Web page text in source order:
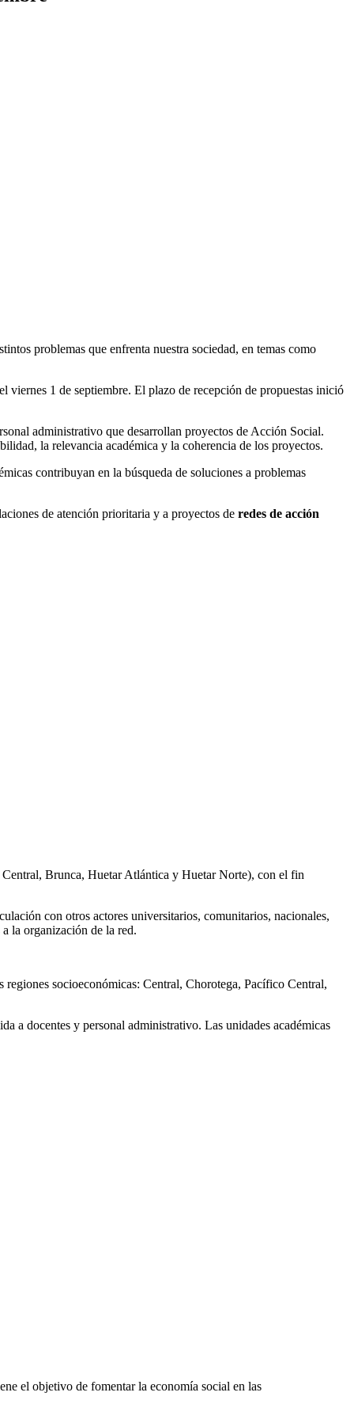
problemas que enfrenta nuestra sociedad, en temas como
viernes 1 de septiembre. El plazo de recepción de propuestas inició
administrativo que desarrollan proyectos de Acción Social.
la relevancia académica y la coherencia de los proyectos.
contribuyan en la búsqueda de soluciones a problemas
de atención prioritaria y a proyectos de redes de acción
Brunca, Huetar Atlántica y Huetar Norte), con el fin
con otros actores universitarios, comunitarios, nacionales,
la organización de la red.
socioeconómicas: Central, Chorotega, Pacífico Central,
a docentes y personal administrativo. Las unidades académicas
el objetivo de fomentar la economía social en las